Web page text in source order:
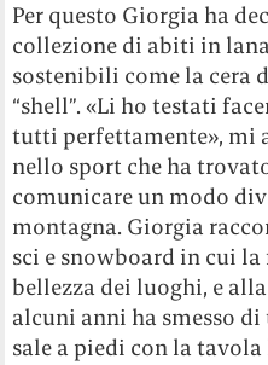
Per questo Giorgia ha
collezione di abiti in
sostenibili come la cera
“shell”. «Li ho testati
tutti perfettamente», mi
nello sport che ha
comunicare un modo
montagna. Giorgia
sci e snowboard in cui
bellezza dei luoghi, e
alcuni anni ha smesso
sale a piedi con la